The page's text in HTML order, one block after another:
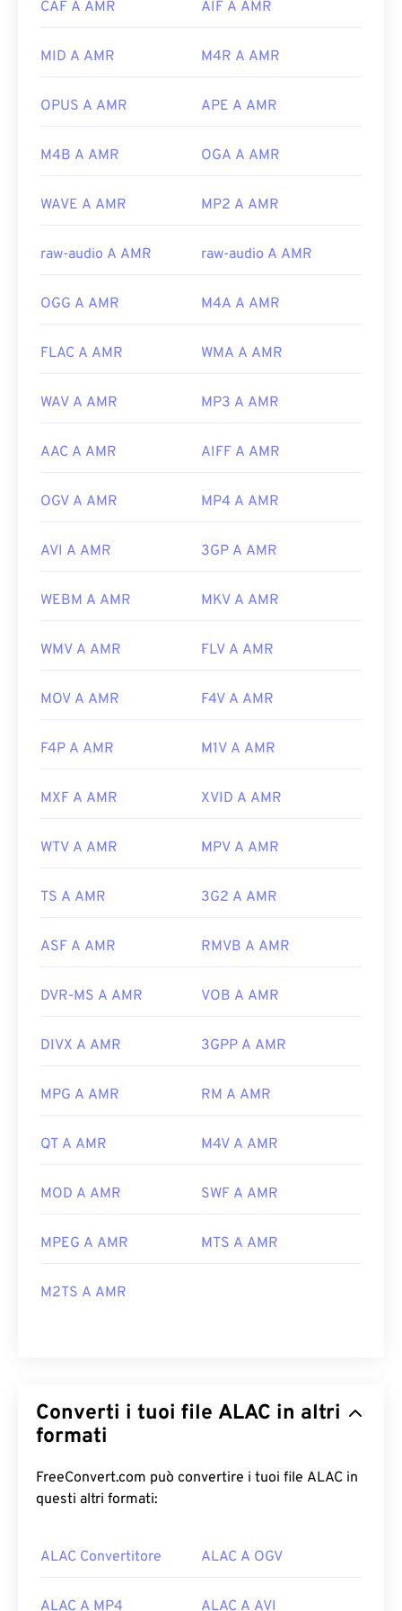
Audacity facilmente da
SourceForge.net
su segnali a banda stretta, non sono adatti per i file
Sviluppato da:
3rd Generation Partnership Project
Versione iniziale:
Rate_audio_codec
CAF A AMR AIF A AMR
MID A AMR M4R A AMR
OPUS A AMR APE A AMR
M4B A AMR OGA A AMR
WAVE A AMR MP2 A AMR
raw-audio A AMR raw-audio A AMR
OGG A AMR M4A A AMR
FLAC A AMR WMA A AMR
WAV A AMR MP3 A AMR
AAC A AMR AIFF A AMR
OGV A AMR MP4 A AMR
AVI A AMR 3GP A AMR
WEBM A AMR MKV A AMR
WMV A AMR FLV A AMR
MOV A AMR F4V A AMR
F4P A AMR M1V A AMR
MXF A AMR XVID A AMR
WTV A AMR MPV A AMR
TS A AMR 3G2 A AMR
ASF A AMR RMVB A AMR
DVR-MS A AMR VOB A AMR
DIVX A AMR 3GPP A AMR
MPG A AMR RM A AMR
QT A AMR M4V A AMR
MOD A AMR SWF A AMR
MPEG A AMR MTS A AMR
M2TS A AMR
Converti i tuoi file ALAC in altri
formati
FreeConvert.com può convertire i tuoi file ALAC in
questi altri formati:
ALAC Convertitore ALAC A OGV
ALAC A MP4 ALAC A AVI